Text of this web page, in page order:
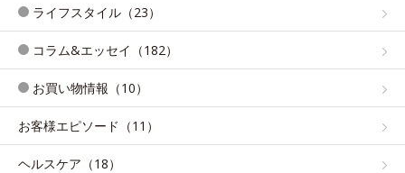
ライフスタイル（23）
コラム&エッセイ（182）
お買い物情報（10）
お客様エピソード（11）
ヘルスケア（18）